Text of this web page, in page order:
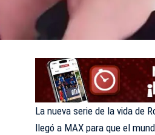
La nueva serie de la vida de
llegó a MAX para que el